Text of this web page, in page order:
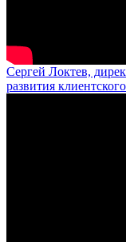
Сергей Локтев,
развития